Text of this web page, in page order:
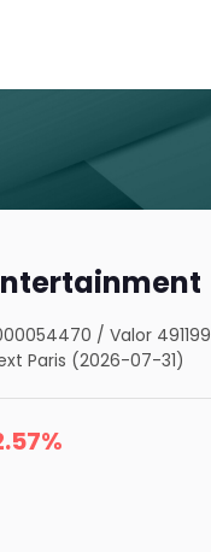
/Valor 491199
Paris (2026-07-31)